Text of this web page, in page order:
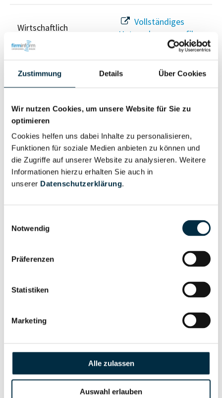
Zustimmung Details Über Cookies
Wir nutzen Cookies, um unsere Website für Sie zu
optimieren
Cookies helfen uns dabei Inhalte zu personalisieren,
Funktionen für soziale Medien anbieten zu können und
die Zugriffe auf unserer Website zu analysieren. Weitere
Informationen hierzu erhalten Sie auch in
unserer Datenschutzerklärung.
Notwendig
Präferenzen
Statistiken
Marketing
Alle zulassen
Auswahl erlauben
Wirtschaftlich
Berechtigter
Vollständiges
Unternehmensprofil
Gesellschafterstruktur
Unternehmensprofil
anfragen
Berechtigten Pfad
Unternehmensprofil
Risikoinformationen
PEP- und
Sanktionslistenstatus
Vollständiges
Unternehmensprofil
anfragen